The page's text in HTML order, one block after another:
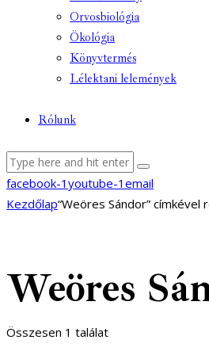
Orvosbiológia
Ökológia
Könyvtermés
Lélektani lelemények
Rólunk
facebook-1 youtube-1 email
Kezdőlap“Weöres Sándor”
Weöres
Összesen 1 találat